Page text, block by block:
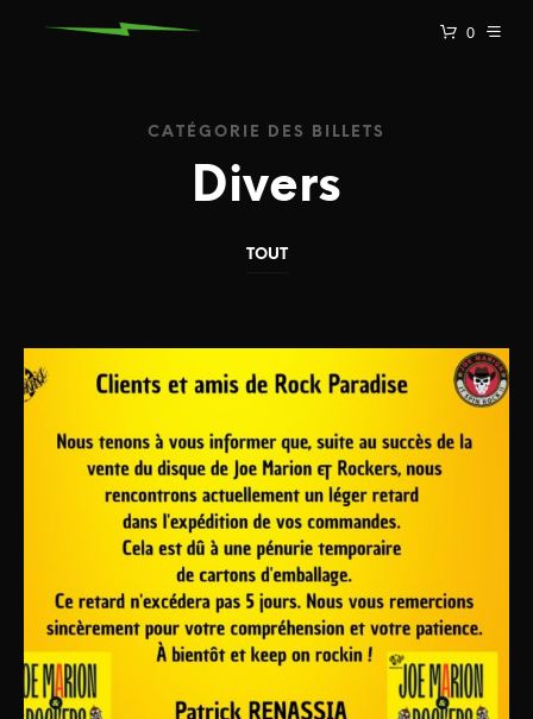
0
CATÉGORIE DES BILLETS
Divers
TOUT